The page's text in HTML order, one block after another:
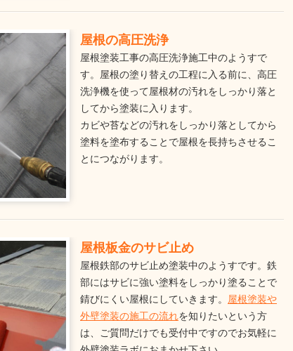
屋根の高圧洗浄
屋根塗装工事の高圧洗浄施工中のようすで
す。屋根の塗り替えの工程に入る前に、高圧
洗浄機を使って屋根材の汚れをしっかり落と
してから塗装に入ります。
カビや苔などの汚れをしっかり落としてから
塗料を塗布することで屋根を長持ちさせるこ
とにつながります。
屋根板金のサビ止め
屋根鉄部のサビ止め塗装中のようすです。鉄
部にはサビに強い塗料をしっかり塗ることで
錆びにくい屋根にしていきます。 屋根塗装や
外壁塗装の施工の流れを知りたいという方
は、ご質問だけでも受付中ですのでお気軽に